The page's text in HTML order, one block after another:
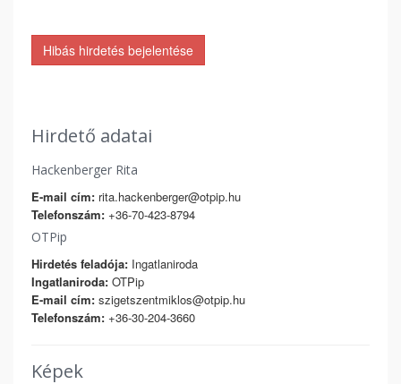
Hibás hirdetés bejelentése
Hirdető adatai
Hackenberger Rita
E-mail cím: rita.hackenberger@otpip.hu
Telefonszám: +36-70-423-8794
OTPip
Hirdetés feladója: Ingatlaniroda
Ingatlaniroda: OTPip
E-mail cím: szigetszentmiklos@otpip.hu
Telefonszám: +36-30-204-3660
Képek